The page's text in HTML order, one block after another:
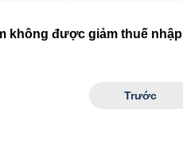
không được giảm thuế nhập
Trước